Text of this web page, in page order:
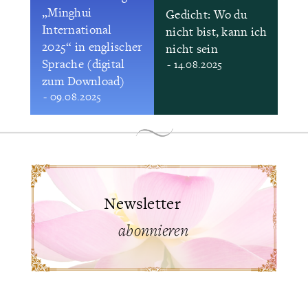
„Minghui
International
2025“ in englischer
Sprache (digital
zum Download)
- 09.08.2025
Gedicht: Wo du
nicht bist, kann ich
nicht sein
- 14.08.2025
abonnieren
Newsletter